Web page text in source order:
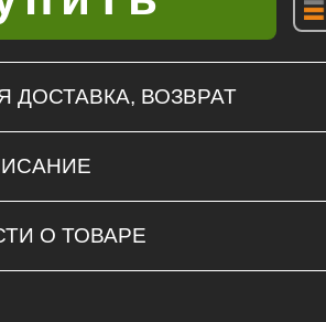
ДОСТАВКА, ВОЗВРАТ
О ТОВАРЕ